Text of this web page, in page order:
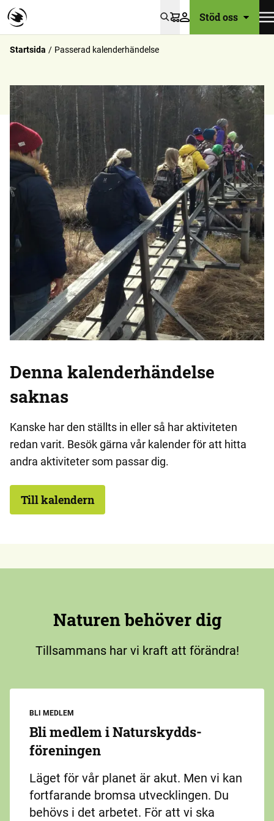
VarukorgStöd oss
Startsida Passerad kalenderhändelse
Denna kalenderhändelse
saknas
Kanske har den ställts in eller så har aktiviteten
redan varit. Besök gärna vår kalender för att hitta
andra aktiviteter som passar dig.
Till kalendern
Naturen behöver dig
Tillsammans har vi kraft att förändra!
BLI MEDLEM
Bli medlem i Naturskydds­
föreningen
Läget för vår planet är akut. Men vi kan
fortfarande bromsa utvecklingen. Du
behövs i det arbetet. För att vi ska